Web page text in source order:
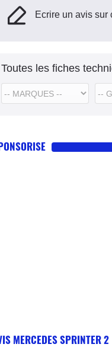
Ecrire un avis sur
Toutes les fiches
MERCEDES SPRINTER 2